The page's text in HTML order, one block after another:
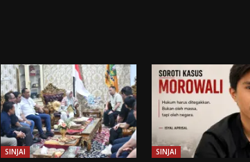
SINJAI SINJAI